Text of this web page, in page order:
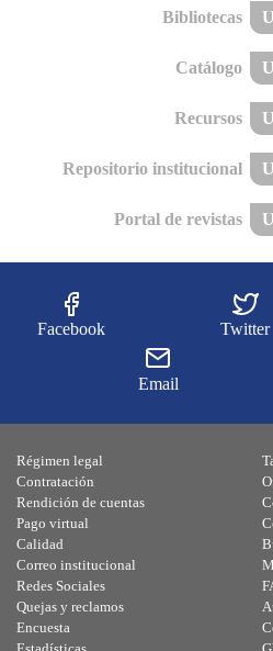
Bibliotecas
Catálogo
Recursos
Repositorio institucional
Portal de revistas
Facebook Twitter
Email
Régimen legal
Contratación
Rendición de cuentas
Pago virtual
Calidad
Correo institucional
Redes Sociales
Quejas y reclamos
Encuesta